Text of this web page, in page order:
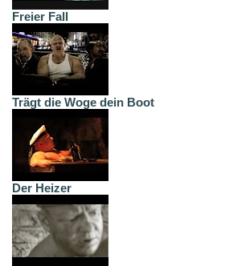
Freier Fall
Trägt die Woge dein Boot
Der Heizer